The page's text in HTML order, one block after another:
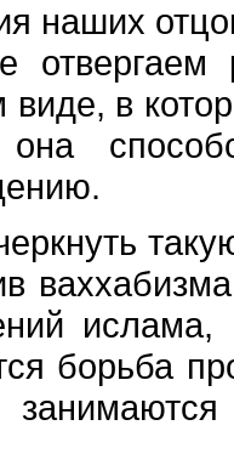
наших
виде, в
борьба